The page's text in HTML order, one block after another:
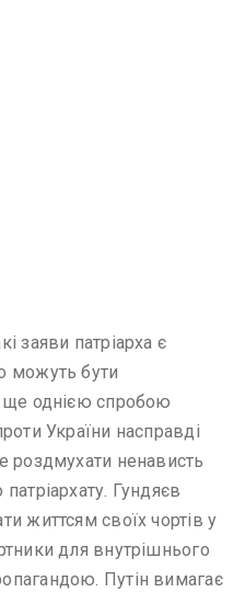
заяви патріарха є
можуть бути
ще однією спробою
України насправді
роздмухати ненависть
Гундяєв
життсям своїх чортів у
для внутрішнього
Путін вимагає